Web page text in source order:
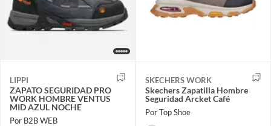
LIPPI
ZAPATO SEGURIDAD PRO
WORK HOMBRE VENTUS
MID AZUL NOCHE
Por B2B WEB
SKECHERS WORK
Skechers Zapatilla Hombre
Seguridad Arcket Café
Por Top Shoe